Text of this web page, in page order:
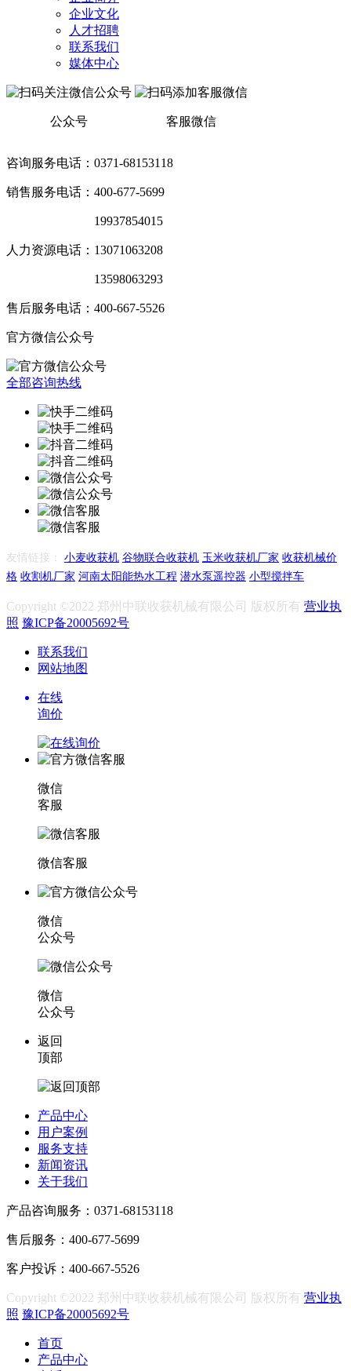
企业文化
人才招聘
联系我们
媒体中心
公众号 客服微信
咨询服务电话：0371-68153118
销售服务电话：400-677-5699
19937854015
人力资源电话：13071063208
13598063293
售后服务电话：400-667-5526
官方微信公众号
全部咨询热线
友情链接： 小麦收获机 谷物联合收获机 玉米收获机厂家 收获机械价
格 收割机厂家 河南太阳能热水工程 潜水泵遥控器 小型搅拌车
Copyright ©2022 郑州中联收获机械有限公司 版权所有 营业执
照 豫ICP备20005692号
联系我们
网站地图
在线
询价
微信
客服
微信客服
微信
公众号
微信
公众号
返回
顶部
产品中心
用户案例
服务支持
新闻资讯
关于我们
产品咨询服务：0371-68153118
售后服务：400-677-5699
客户投诉：400-667-5526
Copyright ©2022 郑州中联收获机械有限公司 版权所有 营业执
照 豫ICP备20005692号
首页
产品中心